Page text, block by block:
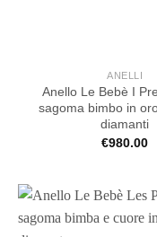
ANELLI
Anello Le Bebè I
sagoma bimbo in
diamanti
€980.00